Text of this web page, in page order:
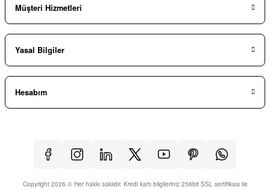
Müşteri Hizmetleri
Yasal Bilgiler
Hesabım
Copyright 2026 © Her hakkı saklıdır. Kredi kartı bilgileriniz 256bit SSL sertifikası ile